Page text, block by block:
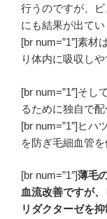
行うのですが、
にも結果が出てい
[br num=”1″]素材
り体内に吸収しや
[br num=”1″]そし
るために独自で
[br num=”1″]ヒハ
を防ぎ毛細血管
[br num=”1″]薄毛
血流改善ですが
リダクターゼを